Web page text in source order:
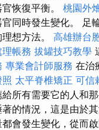
恢復平衡。 桃園外
同時發生變化。 足
想方法。 高雄辦台
帳務 拔罐技巧教學
專業會計師服務 在治
太平脊椎矯正 可信
所有需要它的人和
的情況，這是由於
會發生變化，從而